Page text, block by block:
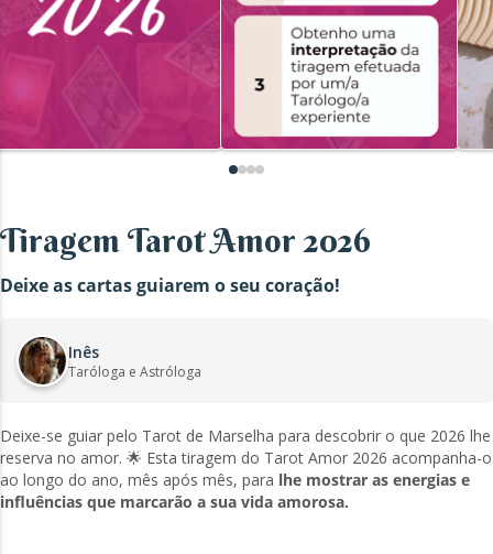
Tiragem Tarot Amor 2026
Deixe as cartas guiarem o seu coração!
Inês
Taróloga e Astróloga
Deixe-se guiar pelo Tarot de Marselha para descobrir o que 2026 lhe
reserva no amor. 🌟 Esta tiragem do Tarot Amor 2026 acompanha-o
ao longo do ano, mês após mês, para lhe mostrar as energias e
influências que marcarão a sua vida amorosa.